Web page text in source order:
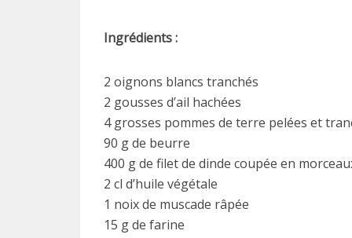
Ingrédients :
2 oignons blancs tranchés
2 gousses d’ail hachées
4 grosses pommes de terre pelées et
90 g de beurre
400 g de filet de dinde coupée en
2 cl d’huile végétale
1 noix de muscade râpée
15 g de farine